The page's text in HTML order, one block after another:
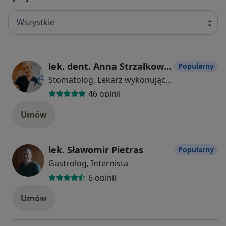
Wszystkie
lek. dent. Anna Strzałkowska
Stomatolog, Lekarz wykonujący zabiegi medycyny estetycznej
46 opinii
Popularny
Umów
lek. Sławomir Pietras
Gastrolog, Internista
6 opinii
Popularny
Umów